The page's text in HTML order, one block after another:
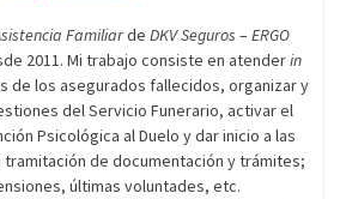
Familiarde DKV Seguros –ERGO
2011. Mi trabajo consiste en atenderin
de los asegurados fallecidos, organizar y
del Servicio Funerario, activar el
Psicológica al Duelo y dar inicio a las
de documentación y trámites;
últimas voluntades, etc.